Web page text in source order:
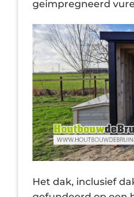
geimpregneerd
Het dak, inclusief